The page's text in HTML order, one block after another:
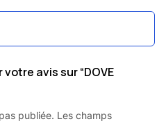
avis sur “DOVE
publiée. Les champs